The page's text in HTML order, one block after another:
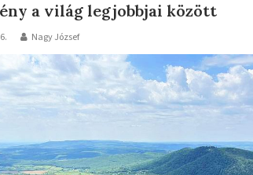
a világ legjobbjai között
Nagy József